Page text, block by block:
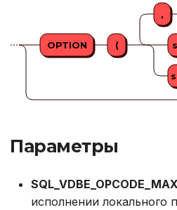
OPTION (
,
Параметры
SQL_VDBE_OPCODE_MAX
исполнении локального